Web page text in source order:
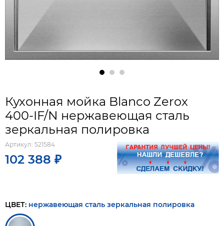
Кухонная мойка Blanco Zerox
400-IF/N нержавеющая сталь
зеркальная полировка
Артикул: 521584
102 388 ₽
ЦВЕТ: нержавеющая сталь зеркальная полировка